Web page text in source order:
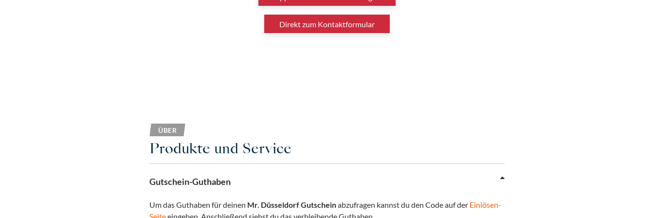
Direkt zum Kontaktformular
ÜBER
Produkte und Service
Gutschein-Guthaben
Um das Guthaben für deinen Mr. Düsseldorf Gutscheinabzufragen kannst du den Code auf der Einlösen-
Seiteeingeben. Anschließend siehst du das verbleibende Guthaben.